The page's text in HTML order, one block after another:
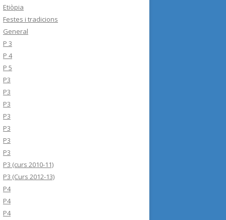
Etiòpia
Festes i tradicions
General
P 3
P 4
P 5
P3
P3
P3
P3
P3
P3
P3
P3 (curs 2010-11)
P3 (Curs 2012-13)
P4
P4
P4